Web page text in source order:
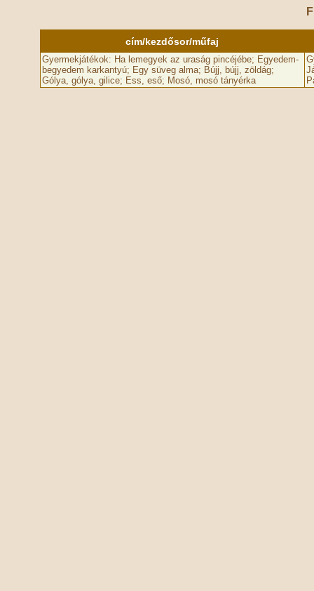
cím/kezdősor/műfaj
Gyermekjátékok: Ha lemegyek az uraság pincéjébe; Egyedem-
begyedem karkantyú; Egy süveg alma; Bújj, bújj, zöldág;
Gólya, gólya, gilice; Ess, eső; Mosó, mosó tányérka